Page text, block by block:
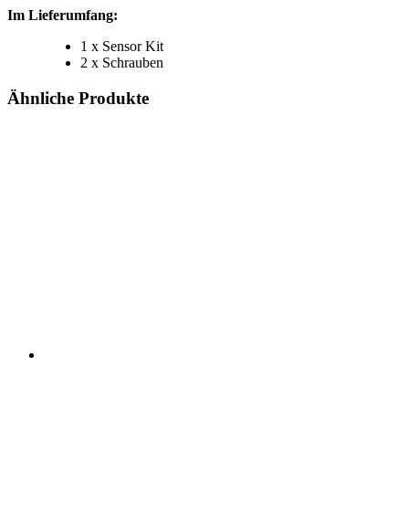
Im Lieferumfang:
1 x Sensor Kit
2 x Schrauben
Ähnliche Produkte